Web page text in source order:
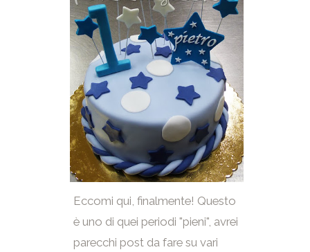
Eccomi qui, finalmente! Questo
è uno di quei periodi "pieni", avrei
parecchi post da fare su vari